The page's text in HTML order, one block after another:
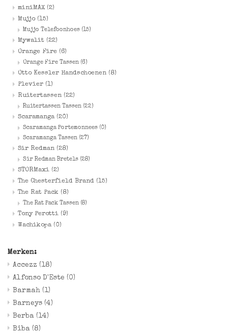
miniMAX (2)
Mujjo (15)
Mujjo Telefoonhoes (15)
Mywalit (22)
Orange Fire (6)
Orange Fire Tassen (6)
Otto Kessler Handschoenen (8)
Plevier (1)
Ruitertassen (22)
Ruitertassen Tassen (22)
Scaramanga (20)
Scaramanga Portemonnees (0)
Scaramanga Tassen (27)
Sir Redman (28)
Sir Redman Bretels (28)
STORMaxi (2)
The Chesterfield Brand (15)
The Rat Pack (8)
The Rat Pack Tassen (8)
Tony Perotti (9)
Wachikopa (0)
Merken:
Accezz (18)
Alfonso D'Este (0)
Barmah (1)
Barneys (4)
Berba (14)
Biba (8)